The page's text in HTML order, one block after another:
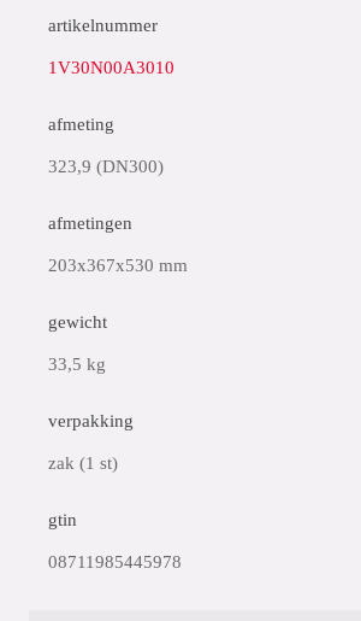
artikelnummer
1V30N00A3010
afmeting
323,9 (DN300)
afmetingen
203x367x530 mm
gewicht
33,5 kg
verpakking
zak (1 st)
gtin
08711985445978